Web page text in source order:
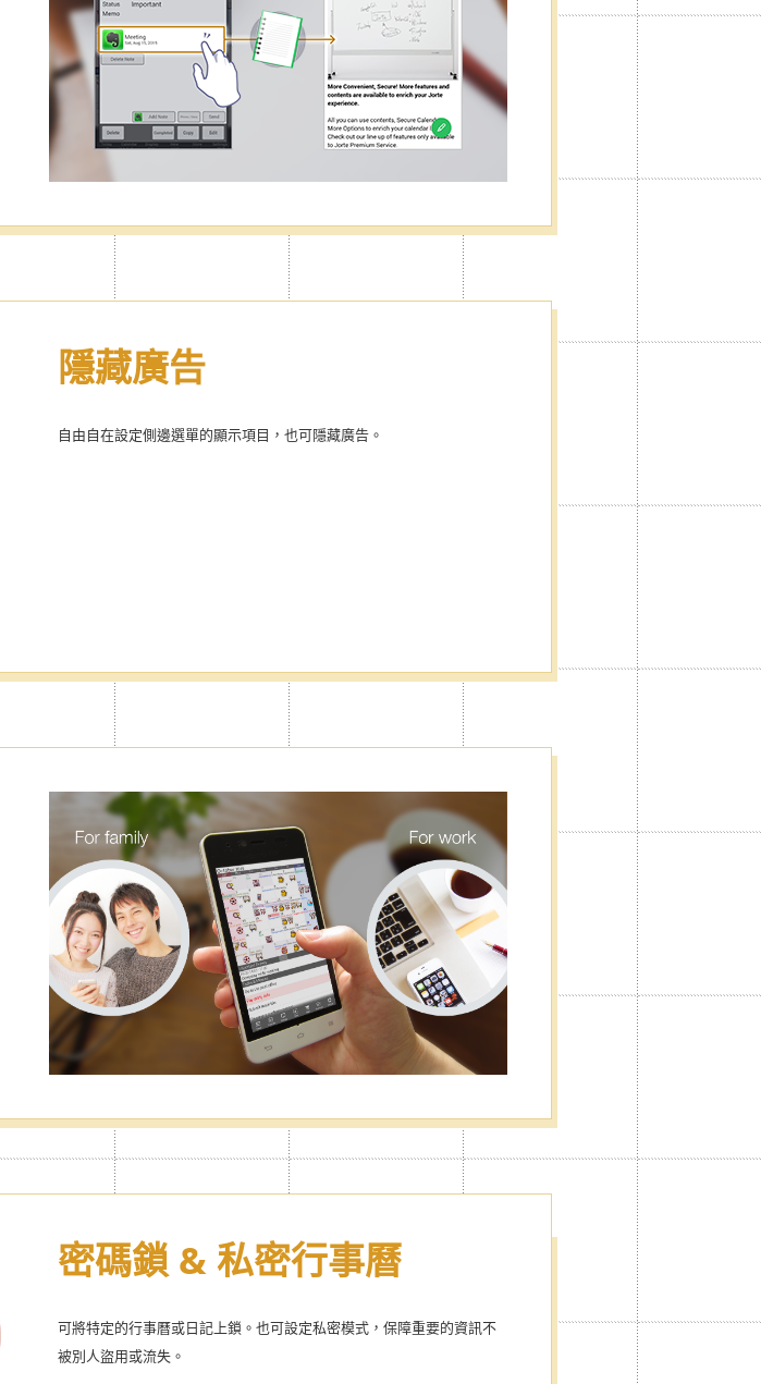
隱藏廣告
自由自在設定側邊選單的顯示項目，也可隱藏廣告。
密碼鎖 & 私密行事曆
可將特定的行事曆或日記上鎖。也可設定私密模式，保障重要的資訊不
被別人盜用或流失。